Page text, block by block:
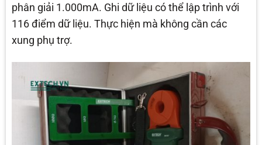
phân giải 1.000mA. Ghi dữ liệu có thể lập trình với
116 điểm dữ liệu. Thực hiện mà không cần các
xung phụ trợ.